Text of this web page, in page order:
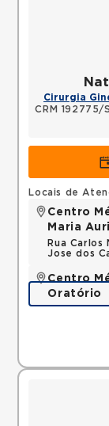
Cirurgia
CRM 192775/
Locais de
Centro
Maria
Rua Carlos
Jose dos
Centro
Oratório
Rua do